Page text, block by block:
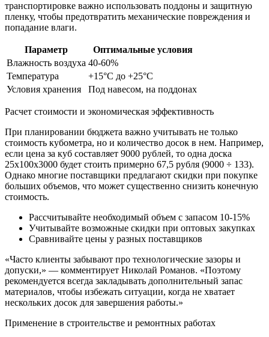
транспортировке важно использовать поддоны и защитную
пленку, чтобы предотвратить механические повреждения и
попадание влаги.
Параметр
Оптимальные условия
Влажность воздуха 40-60%
Температура
+15°C до +25°C
Условия хранения
Под навесом, на поддонах
Расчет стоимости и экономическая эффективность
При планировании бюджета важно учитывать не только
стоимость кубометра, но и количество досок в нем. Например,
если цена за куб составляет 9000 рублей, то одна доска
25х100х3000 будет стоить примерно 67,5 рубля (9000 ÷ 133).
Однако многие поставщики предлагают скидки при покупке
больших объемов, что может существенно снизить конечную
стоимость.
Рассчитывайте необходимый объем с запасом 10-15%
Учитывайте возможные скидки при оптовых закупках
Сравнивайте цены у разных поставщиков
«Часто клиенты забывают про технологические зазоры и
допуски,» — комментирует Николай Романов. «Поэтому
рекомендуется всегда закладывать дополнительный запас
материалов, чтобы избежать ситуации, когда не хватает
нескольких досок для завершения работы.»
Применение в строительстве и ремонтных работах